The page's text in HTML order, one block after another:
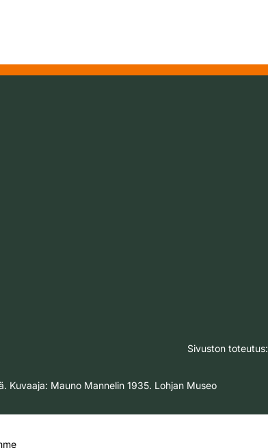
Sivuston toteutus:
Kuvaaja: Mauno Mannelin 1935. Lohjan Museo